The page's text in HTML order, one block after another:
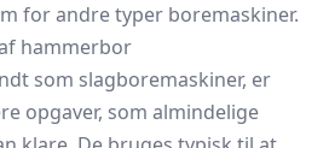
for andre typer boremaskiner.
hammerbor
som slagboremaskiner, er
opgaver, som almindelige